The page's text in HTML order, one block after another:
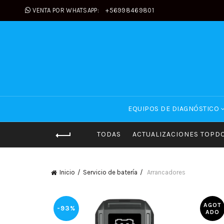
VENTA POR WHATSAPP: +56998469801
EQUIPOS DE DIAGNÓSTICO
TODAS ACTUALIZACIONES
Inicio Servicio de batería Arrancadores
-93%
AGOT
ADO